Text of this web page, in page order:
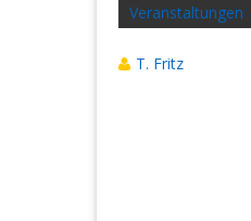
Veranstaltungen
T. Fritz